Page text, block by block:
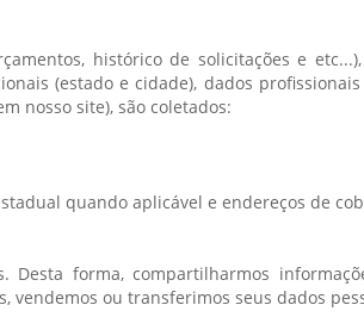
histórico de solicitações e
(estado e cidade), dados
nosso site), são coletados:
quando aplicável e endereços de
forma, compartilharmos
vendemos ou transferimos seus dados